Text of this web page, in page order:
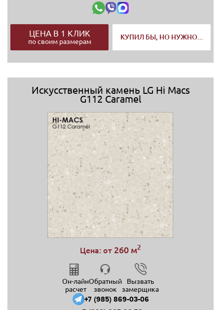
ЦЕНА В 1 КЛИК
по своим размерам
КУПИЛ БЫ, НО НУЖНО...
Искусственный камень LG Hi Macs
G112 Caramel
Цена: от 260 м2
Он-лайн
расчет
Обратный
звонок
Вызвать
замерщика
+7 (985) 869-03-06